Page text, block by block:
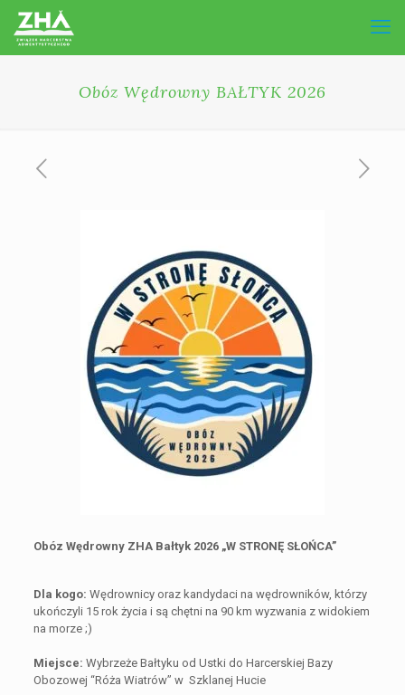
Obóz Wędrowny BAŁTYK 2026
Obóz Wędrowny ZHA Bałtyk 2026 „W STRONĘ SŁOŃCA”
Dla kogo: Wędrownicy oraz kandydaci na wędrowników, którzy
ukończyli 15 rok życia i są chętni na 90 km wyzwania z widokiem
na morze ;)
Miejsce: Wybrzeże Bałtyku od Ustki do Harcerskiej Bazy
Obozowej “Róża Wiatrów” w Szklanej Hucie